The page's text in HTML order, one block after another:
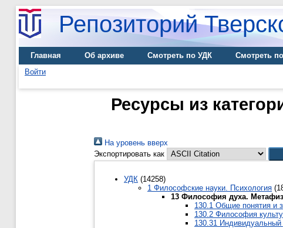
Репозиторий
Главная Об архиве Смотреть по УДК Смотреть
Войти
Ресурсы из
На уровень вверх
Экспортировать как
УДК (14258)
1 Философские науки. Психология
13 Философия духа.
130.1 Общие понятия и
130.2 Философия
130.31 Индивидуальный